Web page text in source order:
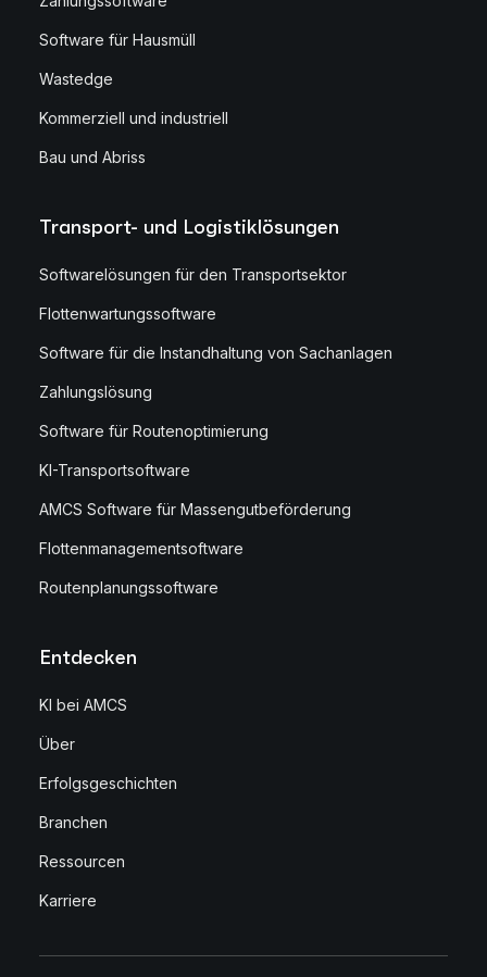
Software für Hausmüll
Wastedge
Kommerziell und industriell
Bau und Abriss
Transport- und Logistiklösungen
Softwarelösungen für den Transportsektor
Flottenwartungssoftware
Software für die Instandhaltung von Sachanlagen
Zahlungslösung
Software für Routenoptimierung
KI-Transportsoftware
AMCS Software für Massengutbeförderung
Flottenmanagementsoftware
Routenplanungssoftware
Entdecken
KI bei AMCS
Über
Erfolgsgeschichten
Branchen
Ressourcen
Karriere